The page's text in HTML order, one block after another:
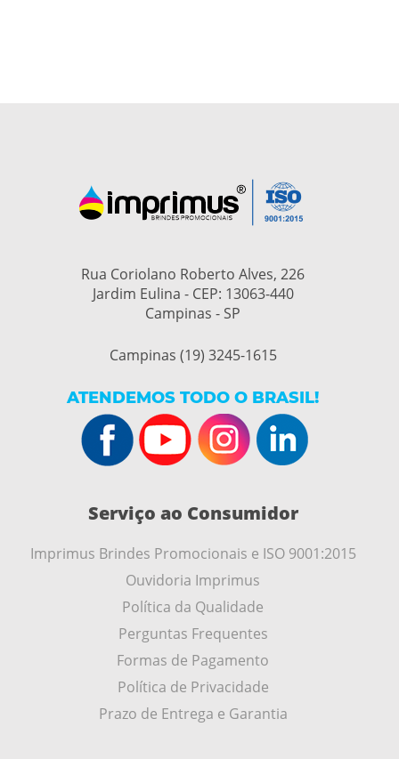
Rua Coriolano Roberto Alves, 226
Jardim Eulina - CEP: 13063-440
Campinas - SP
Campinas (19) 3245-1615
ATENDEMOS TODO O BRASIL!
Serviço ao Consumidor
Imprimus Brindes Promocionais e ISO 9001:2015
Ouvidoria Imprimus
Política da Qualidade
Perguntas Frequentes
Formas de Pagamento
Política de Privacidade
Prazo de Entrega e Garantia